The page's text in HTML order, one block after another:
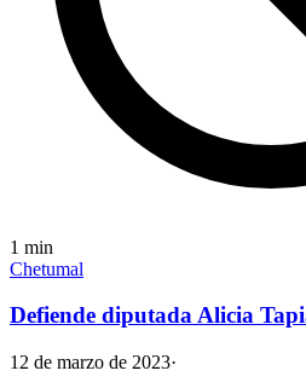
1 min
Chetumal
Defiende diputada Alicia
12 de marzo de 2023·